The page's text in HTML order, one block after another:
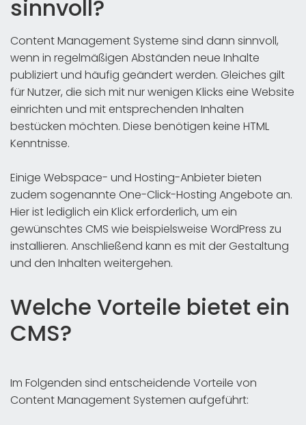
sinnvoll?
Content Management Systeme sind dann sinnvoll,
wenn in regelmäßigen Abständen neue Inhalte
publiziert und häufig geändert werden. Gleiches gilt
für Nutzer, die sich mit nur wenigen Klicks eine Website
einrichten und mit entsprechenden Inhalten
bestücken möchten. Diese benötigen keine HTML
Kenntnisse.
Einige Webspace- und Hosting-Anbieter bieten
zudem sogenannte One-Click-Hosting Angebote an.
Hier ist lediglich ein Klick erforderlich, um ein
gewünschtes CMS wie beispielsweise WordPress zu
installieren. Anschließend kann es mit der Gestaltung
und den Inhalten weitergehen.
Welche Vorteile bietet ein
CMS?
Im Folgenden sind entscheidende Vorteile von
Content Management Systemen aufgeführt: